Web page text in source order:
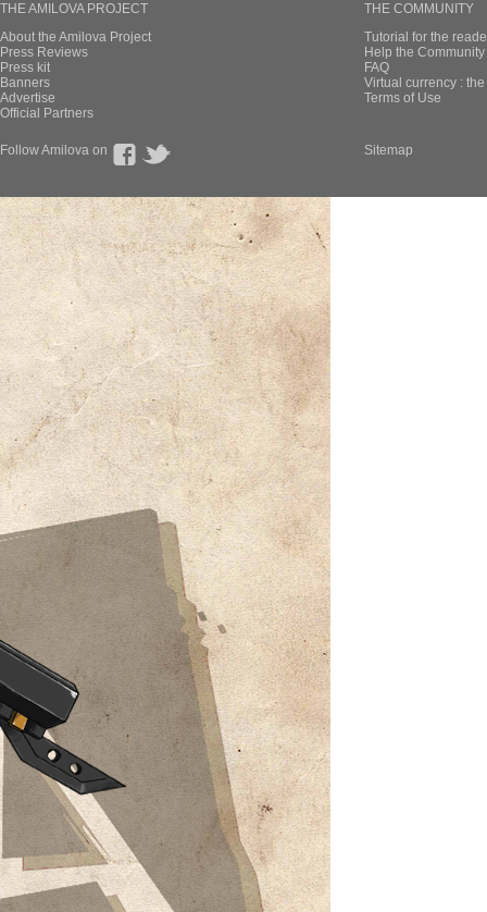
THE AMILOVA PROJECT
About the Amilova Project
Press Reviews
Press kit
Banners
Advertise
Official Partners
THE COMMUNITY
Tutorial for the
Help the
FAQ
Virtual currency :
Terms of Use
Follow Amilova on Sitemap